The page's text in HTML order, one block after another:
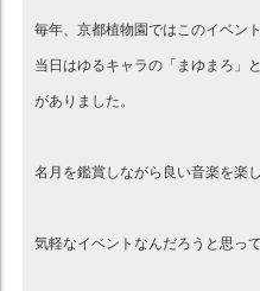
毎年、京都植物園ではこのイベン
当日はゆるキャラの「まゆまろ」
がありました。
名月を鑑賞しながら良い音楽を楽
気軽なイベントなんだろうと思っ